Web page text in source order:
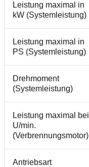
Leistung maximal in
kW (Systemleistung)
Leistung maximal in
PS (Systemleistung)
Drehmoment
(Systemleistung)
Leistung maximal bei
U/min.
(Verbrennungsmotor)
Antriebsart